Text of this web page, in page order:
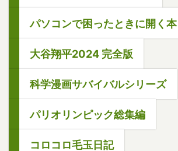
パソコンで困ったときに開く本
大谷翔平2024 完全版
科学漫画サバイバルシリーズ
パリオリンピック総集編
コロコロ毛玉日記